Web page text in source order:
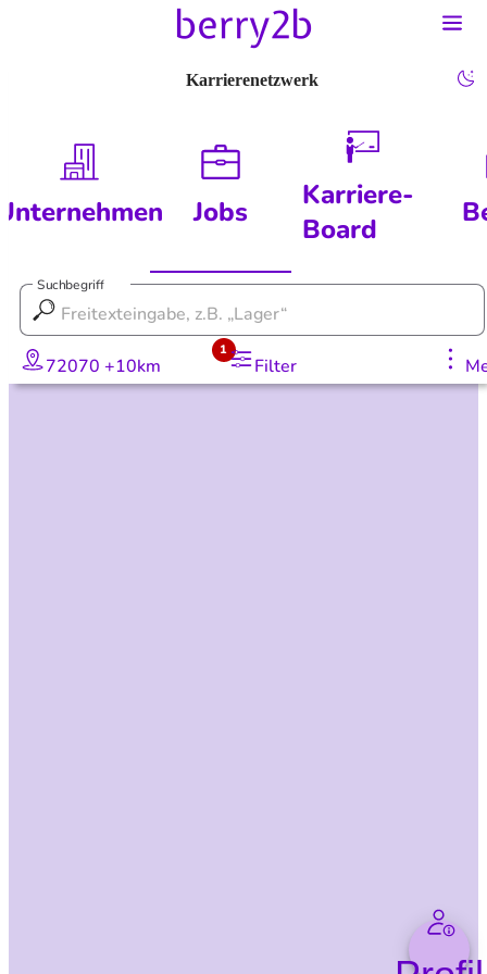
Karrierenetzwerk
Jobs
Karriere-
Board
Suchbegriff
72070 +10km Filter
1